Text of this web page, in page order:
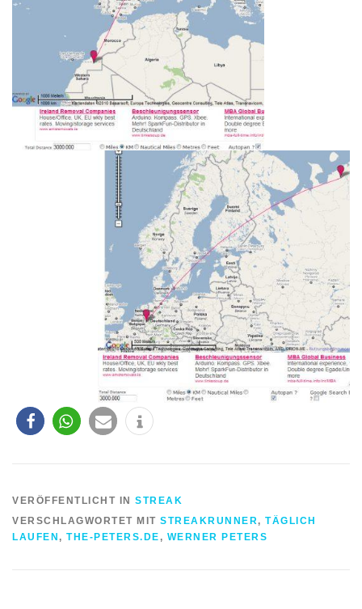
VERÖFFENTLICHT IN STREAK
VERSCHLAGWORTET MIT STREAKRUNNER, TÄGLICH
LAUFEN , THE-PETERS.DE , WERNER PETERS